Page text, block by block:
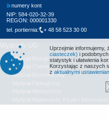
numery kont
NIP: 584-020-32-39
REGON: 000001330
tel. portiernia:
+ 48 58 523 30 00
Wydziały UG
Wydział Biologii
Wydział Chemii
Wydział Ekonomiczny
Uprzejmie informujemy,
ciasteczek) i
statystyk i ułatwienia
Korzystając z naszych
z aktualnymi